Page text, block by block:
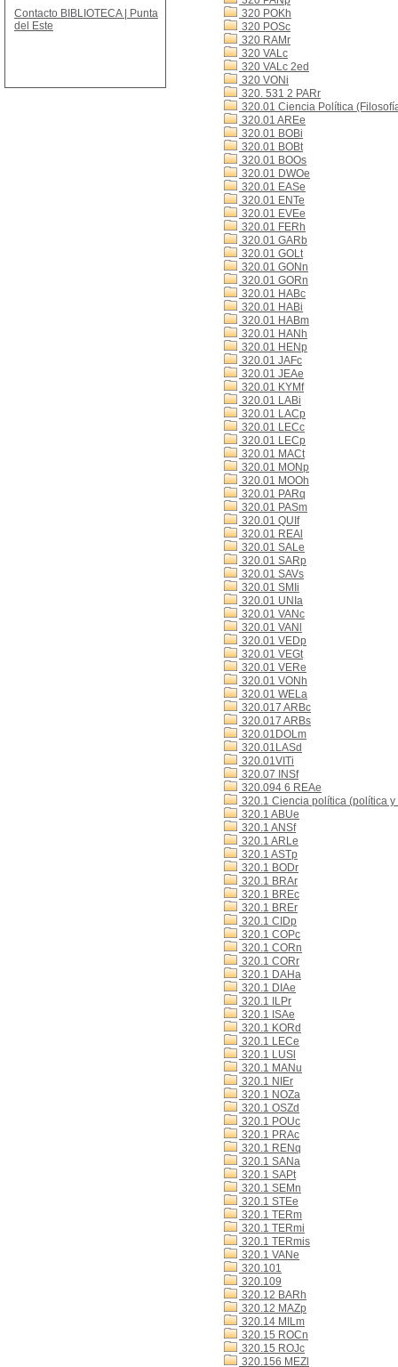
320 POKh
320 POSc
320 RAMr
320 VALc
320 VALc 2ed
320 VONi
320. 531 2 PARr
320.01 Ciencia Política
320.01 AREe
320.01 BOBi
320.01 BOBt
320.01 BOOs
320.01 DWOe
320.01 EASe
320.01 ENTe
320.01 EVEe
320.01 FERh
320.01 GARb
320.01 GOLt
320.01 GONn
320.01 GORn
320.01 HABc
320.01 HABi
320.01 HABm
320.01 HANh
320.01 HENp
320.01 JAFc
320.01 JEAe
320.01 KYMf
320.01 LABi
320.01 LACp
320.01 LECc
320.01 LECp
320.01 MACt
320.01 MONp
320.01 MOOh
320.01 PARq
320.01 PASm
320.01 QUIf
320.01 REAl
320.01 SALe
320.01 SARp
320.01 SAVs
320.01 SMIi
320.01 UNIa
320.01 VANc
320.01 VANl
320.01 VEDp
320.01 VEGt
320.01 VERe
320.01 VONh
320.01 WELa
320.017 ARBc
320.017 ARBs
320.01DOLm
320.01LASd
320.01VITi
320.07 INSf
320.094 6 REAe
320.1 Ciencia política (política
320.1 ABUe
320.1 ANSf
320.1 ARLe
320.1 ASTp
320.1 BODr
320.1 BRAr
320.1 BREc
320.1 BREr
320.1 CIDp
320.1 COPc
320.1 CORn
320.1 CORr
320.1 DAHa
320.1 DIAe
320.1 ILPr
320.1 ISAe
320.1 KORd
320.1 LECe
320.1 LUSl
320.1 MANu
320.1 NIEr
320.1 NOZa
320.1 OSZd
320.1 POUc
320.1 PRAc
320.1 RENq
320.1 SANa
320.1 SAPt
320.1 SEMn
320.1 STEe
320.1 TERm
320.1 TERmi
320.1 TERmis
320.1 VANe
320.101
320.109
320.12 BARh
320.12 MAZp
320.14 MILm
320.15 ROCn
320.15 ROJc
320.156 MEZl
Contacto BIBLIOTECA | Punta
del Este